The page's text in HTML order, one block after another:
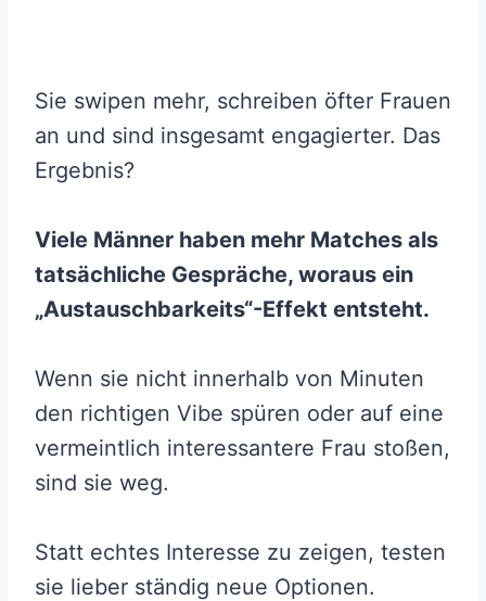
Sie swipen mehr, schreiben öfter Frauen
an und sind insgesamt engagierter. Das
Ergebnis?
Viele Männer haben mehr Matches als
tatsächliche Gespräche, woraus ein
„Austauschbarkeits“-Effekt entsteht.
Wenn sie nicht innerhalb von Minuten
den richtigen Vibe spüren oder auf eine
vermeintlich interessantere Frau stoßen,
sind sie weg.
Statt echtes Interesse zu zeigen, testen
sie lieber ständig neue Optionen.